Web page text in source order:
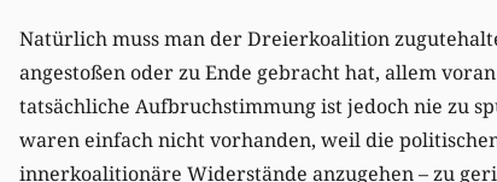
Natürlich muss man der Dreierkoalition
angestoßen oder zu Ende gebracht hat, allem
tatsächliche Aufbruchstimmung ist jedoch nie zu
waren einfach nicht vorhanden, weil die
innerkoalitionäre Widerstände anzugehen – zu